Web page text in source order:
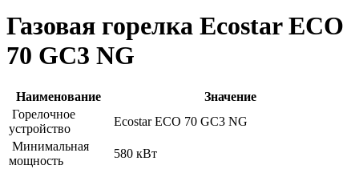
Газовая горелка Ecostar ECO
70 GC3 NG
Наименование
Значение
Горелочное
устройство
Ecostar ECO 70 GC3 NG
Минимальная
мощность
580 кВт